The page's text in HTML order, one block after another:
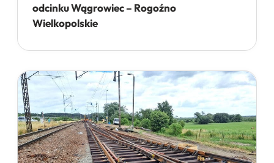
odcinku Wągrowiec – Rogoźno
Wielkopolskie